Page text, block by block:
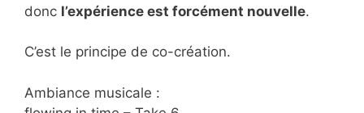
donc l’expérience est forcément nouvelle.
C’est le principe de co-création.
Ambiance musicale :